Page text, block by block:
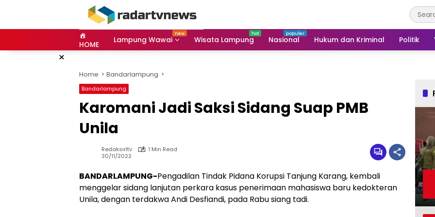
HOME Lampung Wawai Wisata Lampung Nasional Hukum dan Kriminal Politik
×
Home Bandarlampung
Bandarlampung
Karomani Jadi Saksi Sidang Suap PMB
Unila
Redaksirltv
1 Min Read
30/11/2022
BANDARLAMPUNG-Pengadilan Tindak Pidana Korupsi Tanjung Karang, kembali
menggelar sidang lanjutan perkara kasus penerimaan mahasiswa baru kedokteran
Unila, dengan terdakwa Andi Desfiandi, pada Rabu siang tadi.